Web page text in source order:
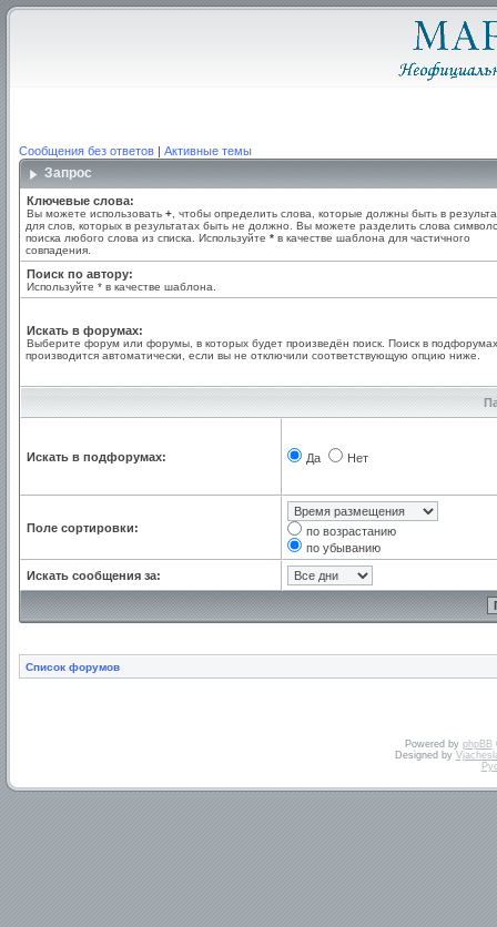
Сообщения без ответов | Активные темы
Запрос
Ключевые слова:
Вы можете использовать + , чтобы определить слова, которые должны быть в
для слов, которых в результатах быть не должно. Вы можете разделить слова
поиска любого слова из списка. Используйте * в качестве шаблона для частичного
совпадения.
Поиск по автору:
Используйте * в качестве шаблона.
Искать в форумах:
Выберите форум или форумы, в которых будет произведён поиск. Поиск в подфорумах
производится автоматически, если вы не отключили соответствующую опцию ниже.
Искать в подфорумах: Да Нет
Поле сортировки:
по возрастанию
по убыванию
Искать сообщения за:
Список форумов
Powered by phpBB
Designed by